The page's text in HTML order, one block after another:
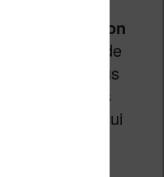
comme Le Bon
la chance de
de chez vous
quelques mois
vraiment et qui